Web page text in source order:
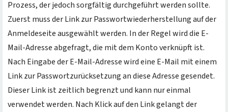
Prozess, der jedoch sorgfältig durchgeführt werden sollte.
Zuerst muss der Link zur Passwortwiederherstellung auf der
Anmeldeseite ausgewählt werden. In der Regel wird die E-
Mail-Adresse abgefragt, die mit dem Konto verknüpft ist.
Nach Eingabe der E-Mail-Adresse wird eine E-Mail mit einem
Link zur Passwortzurücksetzung an diese Adresse gesendet.
Dieser Link ist zeitlich begrenzt und kann nur einmal
verwendet werden. Nach Klick auf den Link gelangt der